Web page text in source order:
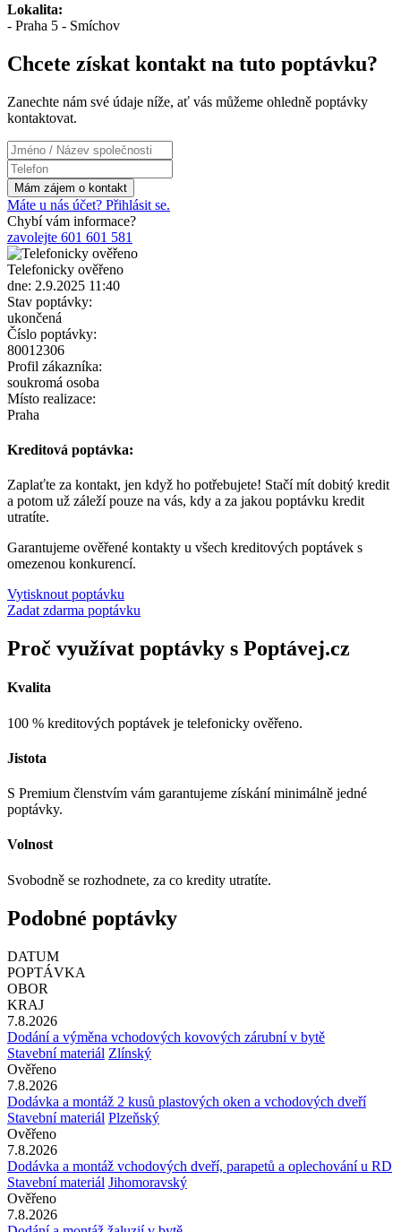
Lokalita:
- Praha 5 - Smíchov
Chcete získat kontakt na tuto poptávku?
Zanechte nám své údaje níže, ať vás můžeme ohledně poptávky
kontaktovat.
Máte u nás účet? Přihlásit se.
Chybí vám informace?
zavolejte 601 601 581
Telefonicky ověřeno
dne: 2.9.2025 11:40
Stav poptávky:
ukončená
Číslo poptávky:
80012306
Profil zákazníka:
soukromá osoba
Místo realizace:
Praha
Kreditová poptávka:
Zaplaťte za kontakt, jen když ho potřebujete! Stačí mít dobitý kredit
a potom už záleží pouze na vás, kdy a za jakou poptávku kredit
utratíte.
Garantujeme ověřené kontakty u všech kreditových poptávek s
omezenou konkurencí.
Vytisknout poptávku
Zadat zdarma poptávku
Proč využívat poptávky s Poptávej.cz
Kvalita
100 % kreditových poptávek je telefonicky ověřeno.
Jistota
S Premium členstvím vám garantujeme získání minimálně jedné
poptávky.
Volnost
Svobodně se rozhodnete, za co kredity utratíte.
Podobné poptávky
DATUM
POPTÁVKA
OBOR
KRAJ
7.8.2026
Dodání a výměna vchodových kovových zárubní v bytě
Stavební materiál Zlínský
Ověřeno
7.8.2026
Dodávka a montáž 2 kusů plastových oken a vchodových dveří
Stavební materiál Plzeňský
Ověřeno
7.8.2026
Dodávka a montáž vchodových dveří, parapetů a oplechování u RD
Stavební materiál Jihomoravský
Ověřeno
7.8.2026